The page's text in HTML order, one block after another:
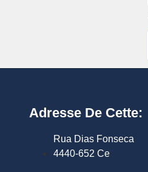
Adresse De Cette:
Rua Dias Fonseca
4440-652 Ce